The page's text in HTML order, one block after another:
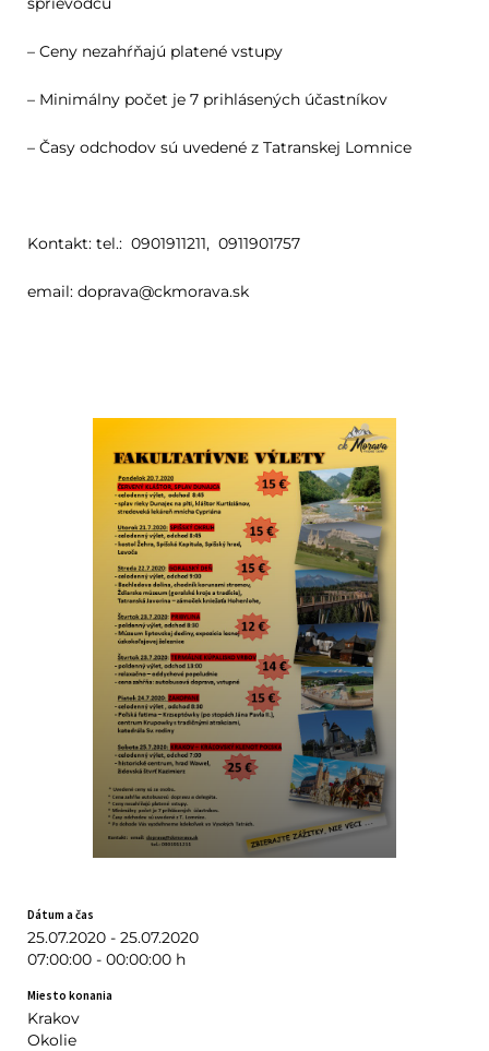
– Ceny nezahŕňajú platené vstupy
– Minimálny počet je 7 prihlásených účastníkov
– Časy odchodov sú uvedené z Tatranskej Lomnice
Kontakt: tel.: 0901911211, 0911901757
email: doprava@ckmorava.sk
Dátum a čas
25.07.2020 - 25.07.2020
07:00:00 - 00:00:00 h
Miesto konania
Krakov
Okolie